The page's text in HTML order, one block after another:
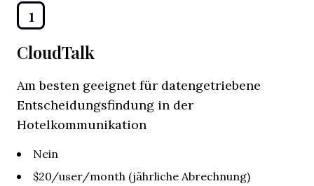
1
CloudTalk
Am besten geeignet für datengetriebene
Entscheidungsfindung in der
Hotelkommunikation
Nein
$20/user/month (jährliche Abrechnung)